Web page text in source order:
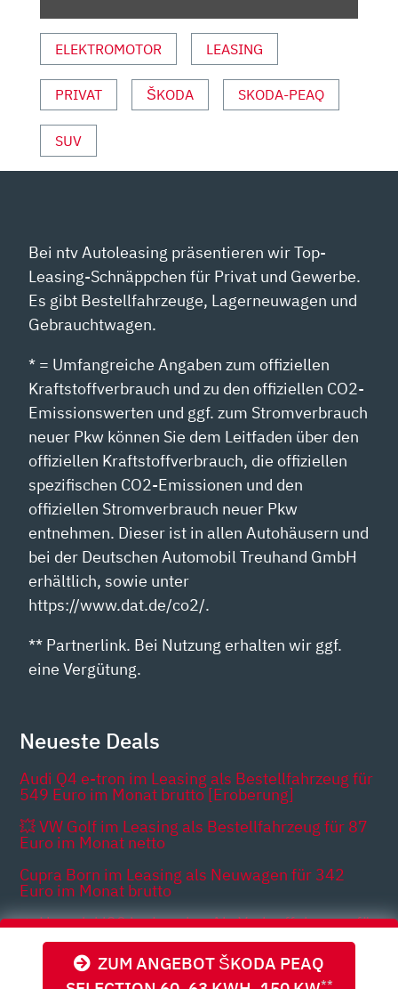
ZUM ANGEBOT ŠKODA PEAQ
**
ANZEIGEN
ELEKTROMOTOR LEASING
PRIVAT ŠKODA SKODA-PEAQ
SUV
Bei ntv Autoleasing präsentieren wir Top-
Leasing-Schnäppchen für Privat und Gewerbe.
Es gibt Bestellfahrzeuge, Lagerneuwagen und
Gebrauchtwagen.
* = Umfangreiche Angaben zum offiziellen
Kraftstoffverbrauch und zu den offiziellen CO2-
Emissionswerten und ggf. zum Stromverbrauch
neuer Pkw können Sie dem Leitfaden über den
offiziellen Kraftstoffverbrauch, die offiziellen
spezifischen CO2-Emissionen und den
offiziellen Stromverbrauch neuer Pkw
entnehmen. Dieser ist in allen Autohäusern und
bei der Deutschen Automobil Treuhand GmbH
erhältlich, sowie unter
https://www.dat.de/co2/.
** Partnerlink. Bei Nutzung erhalten wir ggf.
eine Vergütung.
Neueste Deals
Audi Q4 e-tron im Leasing als Bestellfahrzeug für
549 Euro im Monat brutto [Eroberung]
💥 VW Golf im Leasing als Bestellfahrzeug für 87
Euro im Monat netto
Cupra Born im Leasing als Neuwagen für 342
Euro im Monat brutto
🔥 Hyundai i20 im Leasing Als Vorlauffahrzeug für
129 Euro im Monat brutto
Hyundai Bayon im Auto-Abo als Neuwagen für